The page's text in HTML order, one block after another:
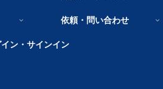
依頼・問い合わせ
イン・サインイン